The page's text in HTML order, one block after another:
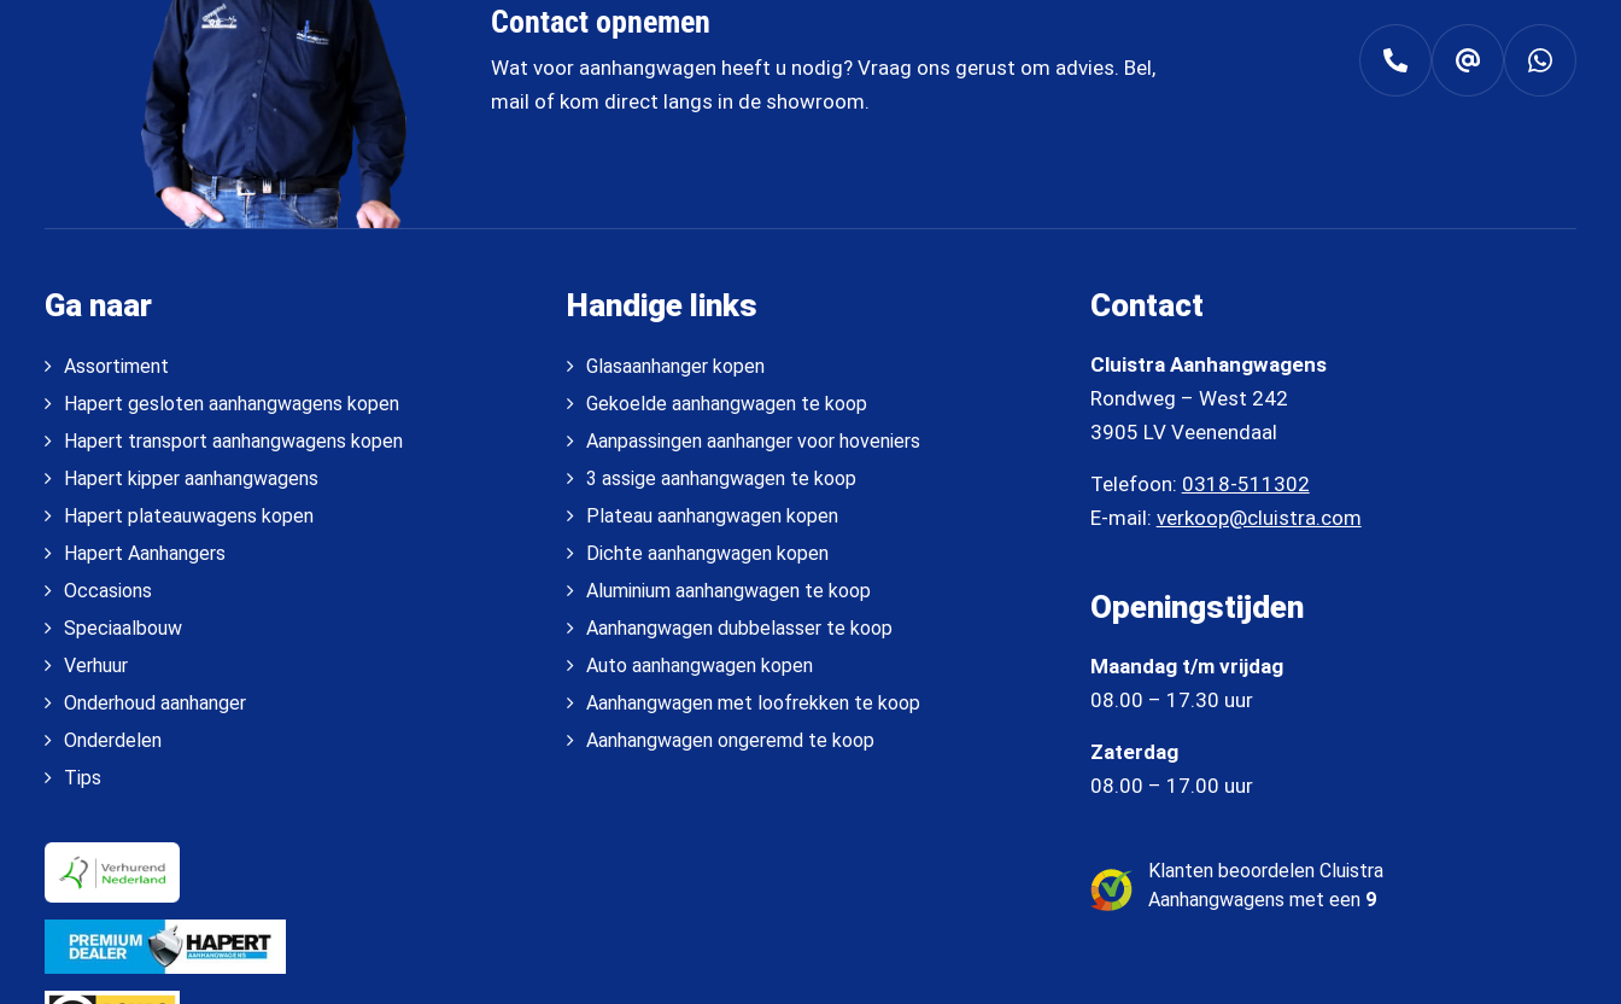
Contact opnemen
Wat voor aanhangwagen heeft u nodig? Vraag ons gerust om advies. Bel,
mail of kom direct langs in de showroom.
Ga naar
Assortiment
Hapert gesloten aanhangwagens kopen
Hapert transport aanhangwagens kopen
Hapert kipper aanhangwagens
Hapert plateauwagens kopen
Hapert Aanhangers
Occasions
Speciaalbouw
Verhuur
Onderhoud aanhanger
Onderdelen
Tips
Handige links
Glasaanhanger kopen
Gekoelde aanhangwagen te koop
Aanpassingen aanhanger voor hoveniers
3 assige aanhangwagen te koop
Plateau aanhangwagen kopen
Dichte aanhangwagen kopen
Aluminium aanhangwagen te koop
Aanhangwagen dubbelasser te koop
Auto aanhangwagen kopen
Aanhangwagen met loofrekken te koop
Aanhangwagen ongeremd te koop
Contact
Cluistra Aanhangwagens
Rondweg – West 242
3905 LV Veenendaal
Telefoon: 0318-511302
E-mail: verkoop@cluistra.com
Openingstijden
Maandag t/m vrijdag
08.00 – 17.30 uur
Zaterdag
08.00 – 17.00 uur
Klanten beoordelen Cluistra
Aanhangwagens met een 9